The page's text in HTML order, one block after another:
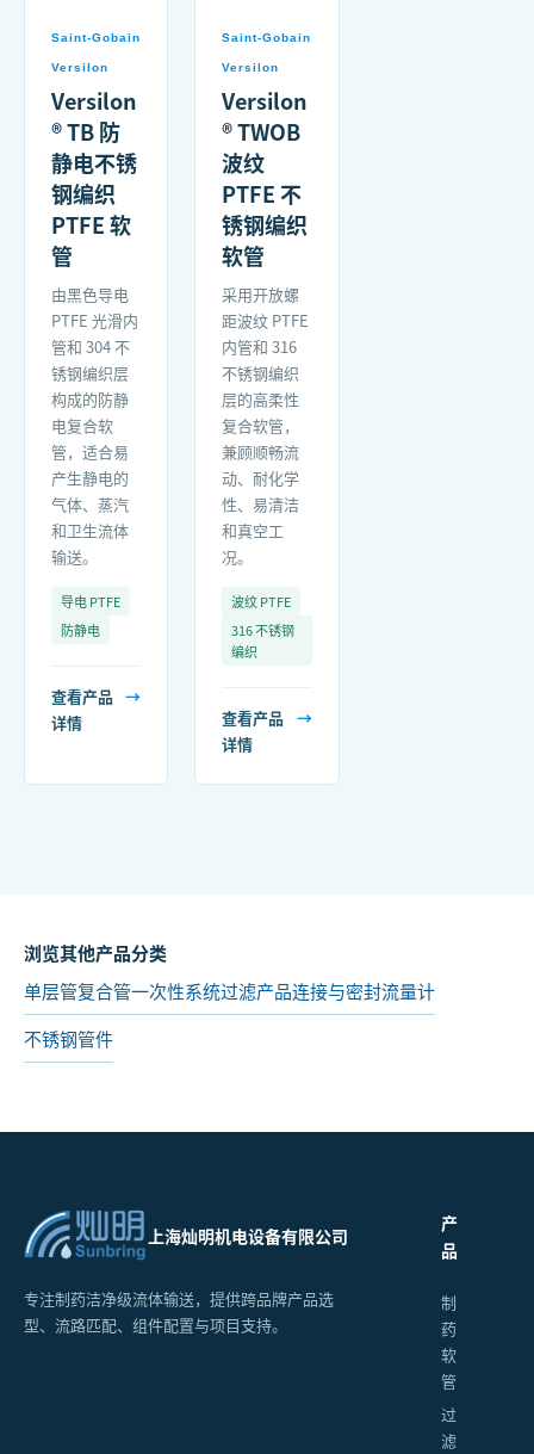
Saint-Gobain
Versilon
Versilon
® TB 防
静电不锈
钢编织
PTFE 软
管
由黑色导电
PTFE 光滑内
管和 304 不
锈钢编织层
构成的防静
电复合软
管，适合易
产生静电的
气体、蒸汽
和卫生流体
输送。
导电 PTFE
防静电
查看产品
详情
→
Saint-Gobain
Versilon
Versilon
® TWOB
波纹
PTFE 不
锈钢编织
软管
采用开放螺
距波纹 PTFE
内管和 316
不锈钢编织
层的高柔性
复合软管，
兼顾顺畅流
动、耐化学
性、易清洁
和真空工
况。
波纹 PTFE
316 不锈钢
编织
查看产品
详情
→
浏览其他产品分类
单层管复合管一次性系统过滤产品连接与密封流量计
不锈钢管件
上海灿明机电设备有限公司
专注制药洁净级流体输送，提供跨品牌产品选
型、流路匹配、组件配置与项目支持。
产
品
制
药
软
管
过
滤